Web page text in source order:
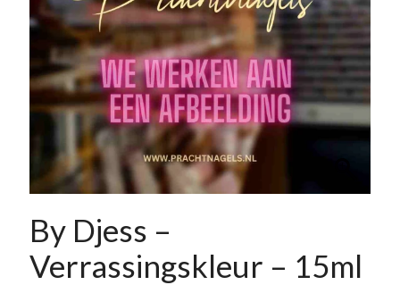
By Djess –
Verrassingskleur – 15ml